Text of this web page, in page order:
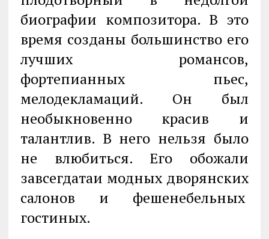
биографии композитора. В это
время созданы большинство его
лучших романсов,
фортепианных пьес,
мелодекламаций. Он был
необыкновенно красив и
талантлив. В него нельзя было
не влюбиться. Его обожали
завсегдатаи модных дворянских
салонов и фешенебельных
гостиных.